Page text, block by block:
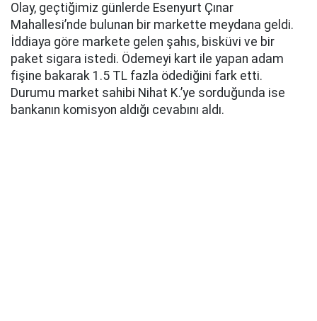
Olay, geçtiğimiz günlerde Esenyurt Çınar
Mahallesi’nde bulunan bir markette meydana geldi.
İddiaya göre markete gelen şahıs, bisküvi ve bir
paket sigara istedi. Ödemeyi kart ile yapan adam
fişine bakarak 1.5 TL fazla ödediğini fark etti.
Durumu market sahibi Nihat K.’ye sorduğunda ise
bankanın komisyon aldığı cevabını aldı.